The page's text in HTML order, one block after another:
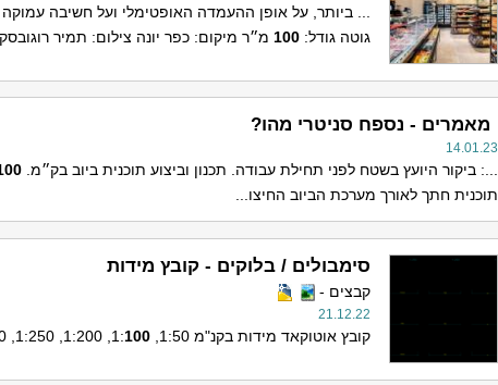
... ביותר, על אופן ההעמדה האופטימלי ועל חשיבה
גוטה גודל:100 מ״ר מיקום: כפר יונה צילום: תמיר
מאמרים - נספח סניטרי מהו?
14.01.23
...: ביקור היועץ בשטח לפני תחילת עבודה. תכנון וביצוע תוכנית ביוב בק״מ. 1:
תוכנית חתך לאורך מערכת הביוב החיצו...
סימבולים / בלוקים - קובץ מידות
קבצים -
21.12.22
קובץ אוטוקאד מידות בקנ"מ 1:50, 1: 100
, 1:200, 1:250, 1:500